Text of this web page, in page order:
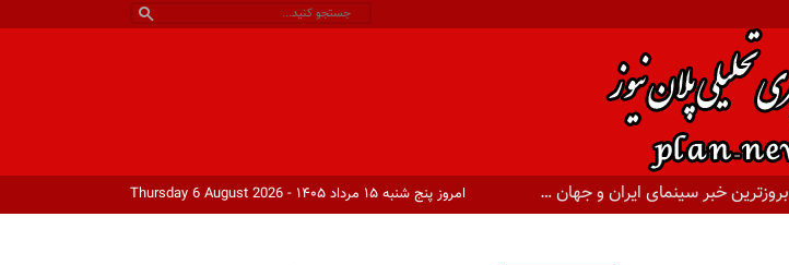
بروزترین خبر سینمای ایران و جهان …
امروز پنج شنبه ۱۵ مرداد ۱۴۰۵ - Thursday 6 August 2026